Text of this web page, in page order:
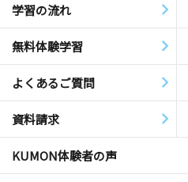
学習の流れ
無料体験学習
よくあるご質問
資料請求
KUMON体験者の声